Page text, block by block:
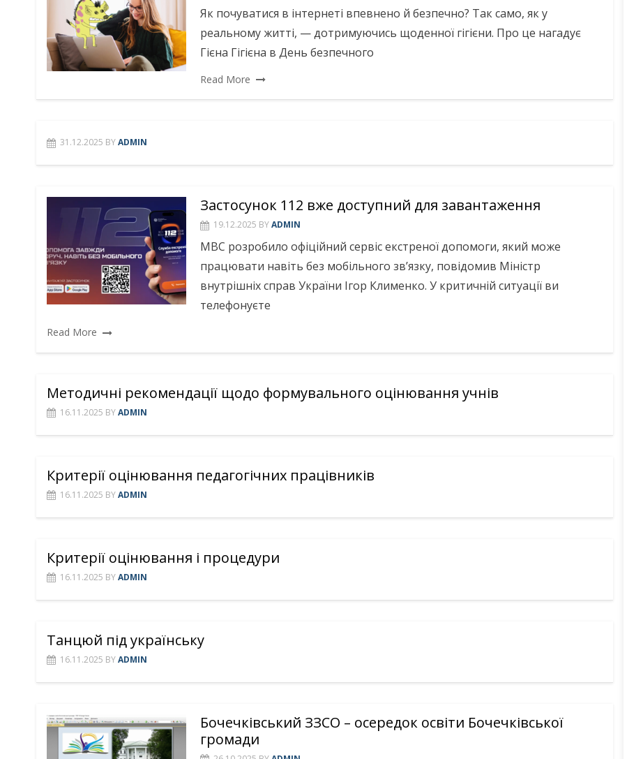
Як почуватися в інтернеті впевнено й безпечно? Так само, як у
реальному житті, — дотримуючись щоденної гігієни. Про це нагадує
Гієна Гігієна в День безпечного
Read More
31.12.2025 BYADMIN
Застосунок 112 вже доступний для завантаження
19.12.2025 BYADMIN
МВС розробило офіційний сервіс екстреної допомоги, який може
працювати навіть без мобільного зв’язку, повідомив Міністр
внутрішніх справ України Ігор Клименко. У критичній ситуації ви
телефонуєте
Read More
Методичні рекомендації щодо формувального оцінювання учнів
16.11.2025 BYADMIN
Критерії оцінювання педагогічних працівників
16.11.2025 BYADMIN
Критерії оцінювання і процедури
16.11.2025 BYADMIN
Танцюй під українську
16.11.2025 BYADMIN
Бочечківський ЗЗСО – осередок освіти Бочечківської
громади